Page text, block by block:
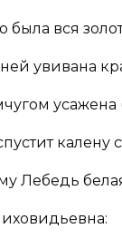
была вся
увивана
усажена
калену
Лебедь